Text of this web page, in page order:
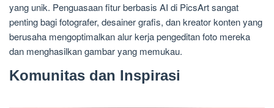
yang unik. Penguasaan fitur berbasis AI di PicsArt sangat
penting bagi fotografer, desainer grafis, dan kreator konten yang
berusaha mengoptimalkan alur kerja pengeditan foto mereka
dan menghasilkan gambar yang memukau.
Komunitas dan Inspirasi